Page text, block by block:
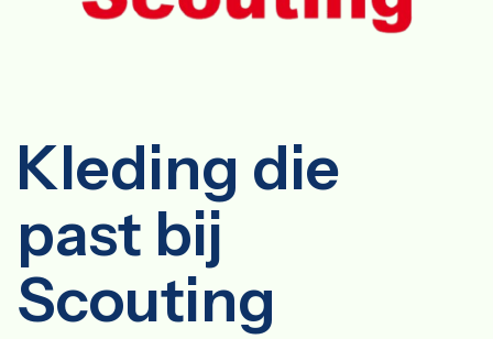
Kleding die
past bij
Scouting